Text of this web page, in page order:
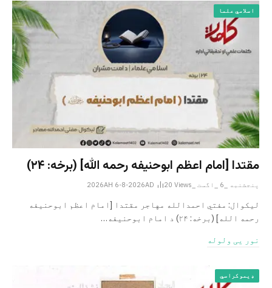
اسلامي علما
مقتدا [امام اعظم ابوحنیفه رحمه الله‎] (برخه: ۲۴)
پنجشنبه _6 _اگست _2026AH 6-8-2026AD 20 Views
لیکوال: مفتي احمدالله مهاجر مقتدا [امام اعظم ابوحنیفه
رحمه الله‎] (برخه: ۲۴) د امام ابوحنيفه…
نور یی ولوله
ډیموکراسي